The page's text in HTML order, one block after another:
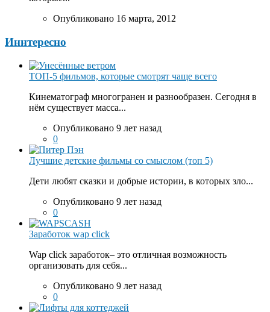
Опубликовано 16 марта, 2012
Иннтересно
ТОП-5 фильмов, которые смотрят чаще всего
Кинематограф многогранен и разнообразен. Сегодня в
нём существует масса...
Опубликовано 9 лет назад
0
Лучшие детские фильмы со смыслом (топ 5)
Дети любят сказки и добрые истории, в которых зло...
Опубликовано 9 лет назад
0
Заработок wap click
Wap click заработок– это отличная возможность
организовать для себя...
Опубликовано 9 лет назад
0